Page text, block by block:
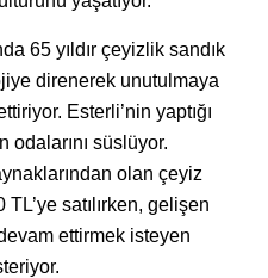
65 yıldır çeyizlik sandık
direnerek unutulmaya
Esterli’nin yaptığı
odalarını süslüyor.
olan çeyiz
satılırken, gelişen
ettirmek isteyen